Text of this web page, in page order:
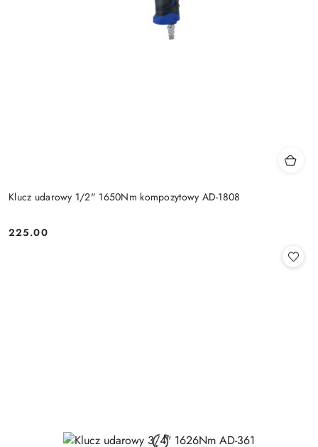
Klucz udarowy 1/2" 1650Nm kompozytowy AD-1808
Cena:
225.00